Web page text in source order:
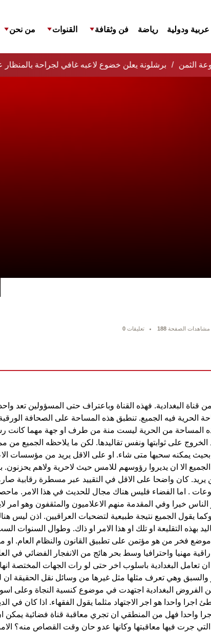
عربية ودولية رياضة فن وثقافة القنوات من نحن
برشلونة يعلن خضوع لاعبه غافي لجراحة الثمن
مشاهدات الصفحة 188 تعليقات 0
قناة البغدادية. فهذه القناة وباعتراف حتى المسؤولين تعد
الحرية فيه الجميع. تنطبق هذه المساحة على الصحافة الورقية
المساحة من الحرية ليست منة من طرف او جهة مهما كانت
على ثوابتها ونفس تقاليدها. لكن ما يلاحظه الجميع من
يمكنه سحبها متى شاء. او على الاقل يريد من مؤسسات
الا ان يديروا رؤوسهم للامس حيث لاحرية ولاهم يحزنون.
يريد. كان واضحا على الاقل في التقييد عبر مسطرة رقابية
خيرا وفي المقدمة منهم الاعلاميون والمثقفون وهو امر
يقول الجميع نتيجة طبيعية لتضحيات العراقيين. اذن ليس
بهذه التقليعة او تلك او هذا الامر او ذاك. وطوال السنوات
موضع فخر من هو مؤتمن على تطبيق القانون والنظام العام. او
مهنيا واحترافيا وسط بحر هائج من الانفجار الفضائي في
ان تعامل البغدادية باسلوب اخر حتى لو رات الجهات المختصة
والسبق وهي تعرف مثلها مثل غيرها من وسائل نقل الحقيقة ان
الفروض البغدادية اجتهدت في موضوع كنسية النجاة وعلى
اجرا واحدا هو اجر الاجتهاد مثلما يقول الفقهاء. اذا كان في
جرت فيها معاقبتها وكانها عدو حان وقت القصاص منه؟